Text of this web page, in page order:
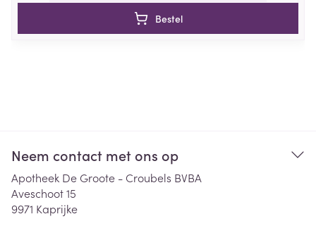
Bestel
Neem contact met ons op
Apotheek De Groote - Croubels BVBA
Aveschoot 15
9971 Kaprijke